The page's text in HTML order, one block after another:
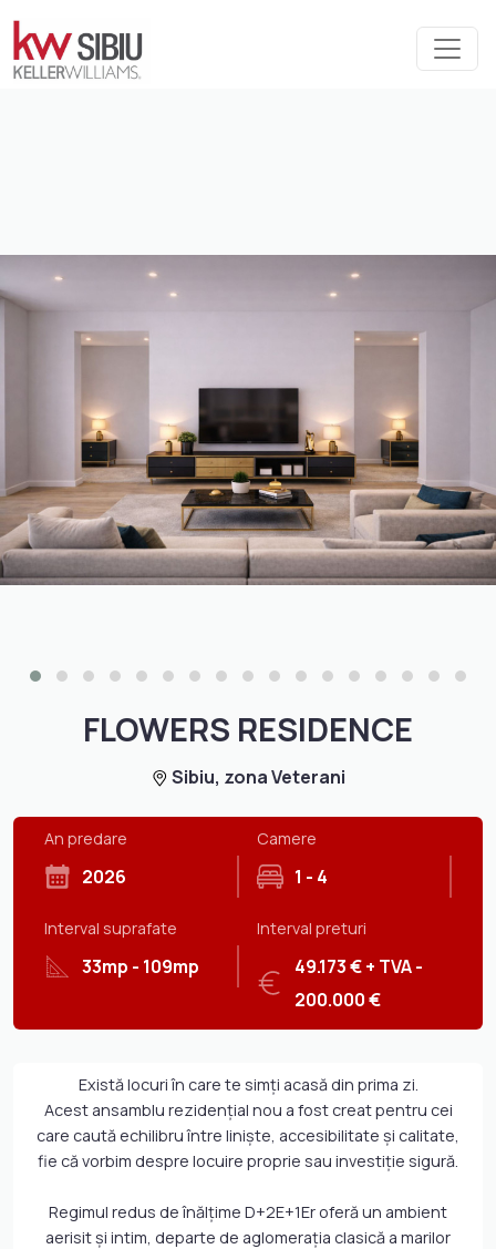
FLOWERS RESIDENCE
Sibiu, zona Veterani
An predare
2026
Camere
1 - 4
Interval suprafate
33mp - 109mp
Interval preturi
49.173 € + TVA -
200.000 €
Există locuri în care te simți acasă din prima zi.
Acest ansamblu rezidențial nou a fost creat pentru cei
care caută echilibru între liniște, accesibilitate și calitate,
fie că vorbim despre locuire proprie sau investiție sigură.
Regimul redus de înălțime D+2E+1Er oferă un ambient
aerisit și intim, departe de aglomerația clasică a marilor